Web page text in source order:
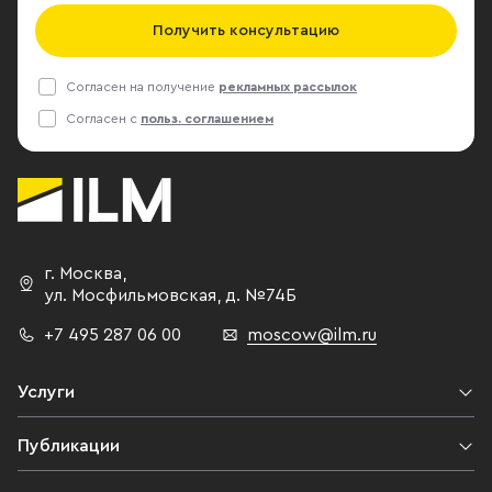
Получить консультацию
Согласен на получение рекламных рассылок
Согласен с польз. соглашением
г. Москва,
ул. Мосфильмовская, д. №74Б
+7 495 287 06 00 moscow@ilm.ru
Услуги
Публикации